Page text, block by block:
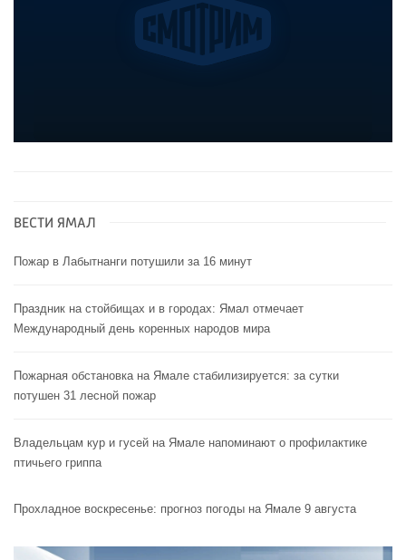
ВЕСТИ ЯМАЛ
Пожар в Лабытнанги потушили за 16 минут
Праздник на стойбищах и в городах: Ямал отмечает
Международный день коренных народов мира
Пожарная обстановка на Ямале стабилизируется: за сутки
потушен 31 лесной пожар
Владельцам кур и гусей на Ямале напоминают o профилактике
птичьего гриппа
Прохладное воскресенье: прогноз погоды на Ямале 9 августа